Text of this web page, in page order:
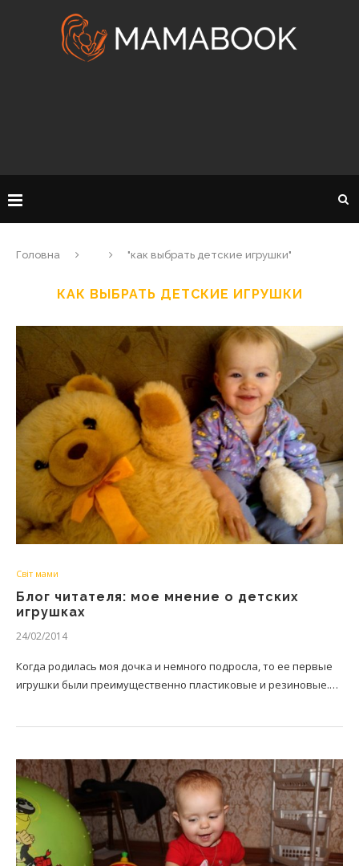
Головна "как выбрать детские игрушки"
КАК ВЫБРАТЬ ДЕТСКИЕ ИГРУШКИ
Світ мами
Блог читателя: мое мнение о детских
игрушках
24/02/2014
Когда родилась моя дочка и немного подросла, то ее первые
игрушки были преимущественно пластиковые и резиновые.…